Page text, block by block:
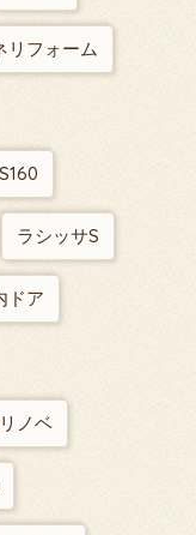
リフォーム
ラシッサS
ドア
ノベ